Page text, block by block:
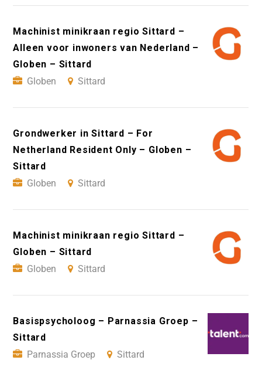
Machinist minikraan regio Sittard –
Alleen voor inwoners van Nederland –
Globen – Sittard
Globen
Sittard
Grondwerker in Sittard – For
Netherland Resident Only – Globen –
Sittard
Globen
Sittard
Machinist minikraan regio Sittard –
Globen – Sittard
Globen
Sittard
Basispsycholoog – Parnassia Groep –
Sittard
Parnassia Groep
Sittard